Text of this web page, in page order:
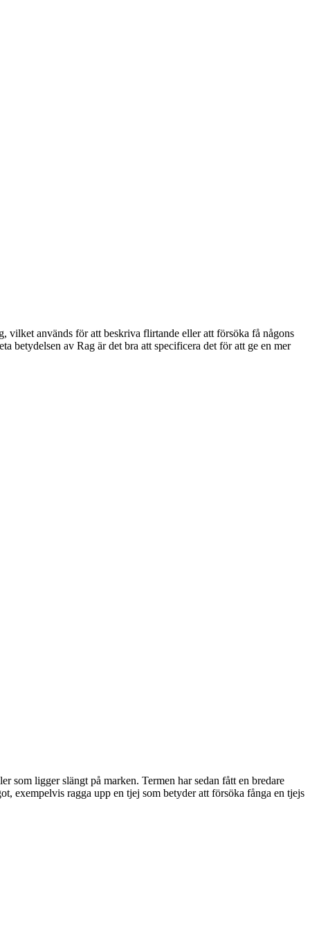
vilket används för att beskriva flirtande eller att försöka få någons
betydelsen av Rag är det bra att specificera det för att ge en mer
som ligger slängt på marken. Termen har sedan fått en bredare
exempelvis ragga upp en tjej som betyder att försöka fånga en tjejs